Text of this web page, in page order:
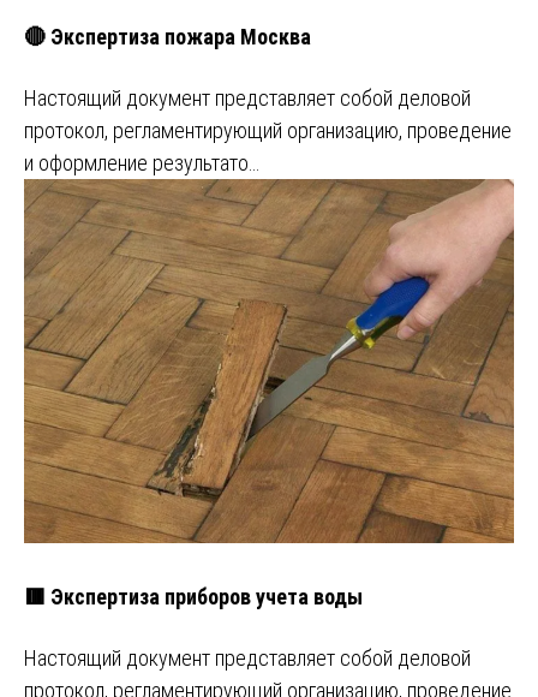
🔴 Экспертиза пожара Москва
Настоящий документ представляет собой деловой
протокол, регламентирующий организацию, проведение
и оформление результато…
🟥 Экспертиза приборов учета воды
Настоящий документ представляет собой деловой
протокол, регламентирующий организацию, проведение